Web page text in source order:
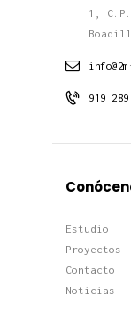
1,
919
Estudio
Proyectos
Contacto
Noticias